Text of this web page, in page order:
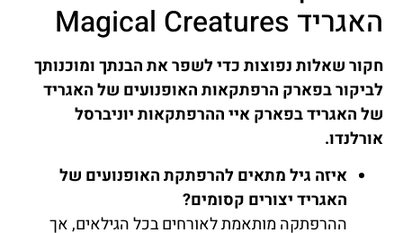
האגריד Magical Creatures
חקור שאלות נפוצות כדי לשפר את הבנתך ומוכנותך
לביקור בפארק הרפתקאות האופנועים של האגריד
של האגריד בפארק איי ההרפתקאות יוניברסל
אורלנדו.
איזה גיל מתאים להרפתקת האופנועים של
האגריד יצורים קסומים?
ההרפתקה מותאמת לאורחים בכל הגילאים, אך